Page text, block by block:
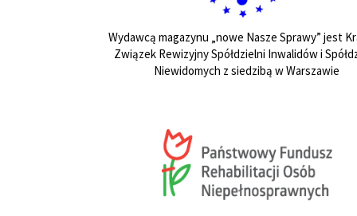
Wydawcą magazynu „nowe Nasze Sprawy” jest
Związek Rewizyjny Spółdzielni Inwalidów i
Niewidomych z siedzibą w Warszawie